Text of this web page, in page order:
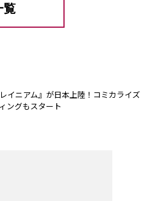
覧
イニアム』が日本上陸！コミカライズ
ングもスタート